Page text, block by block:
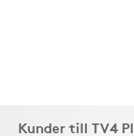
Kunder till TV4